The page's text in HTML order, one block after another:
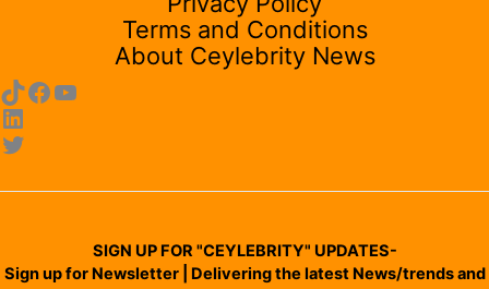
Terms and Conditions
About Ceylebrity News
SIGN UP FOR "CEYLEBRITY" UPDATES-
Sign up for Newsletter | Delivering the latest News/trends and